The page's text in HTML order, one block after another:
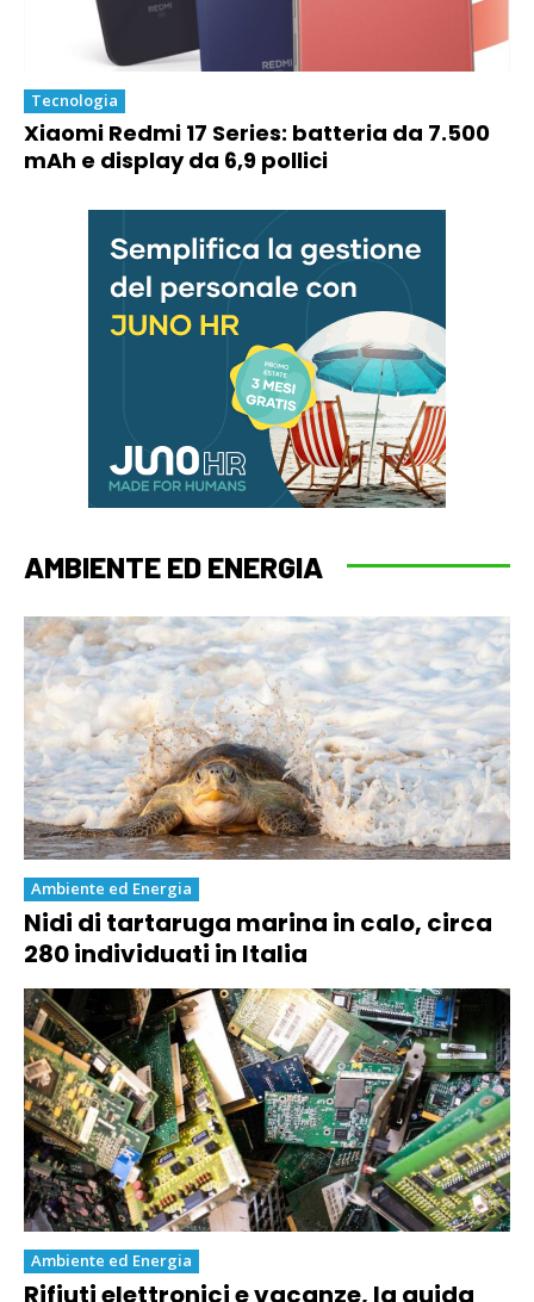
Tecnologia
Xiaomi Redmi 17 Series: batteria da 7.500
mAh e display da 6,9 pollici
AMBIENTE ED ENERGIA
Ambiente ed Energia
Nidi di tartaruga marina in calo, circa
280 individuati in Italia
Ambiente ed Energia
Rifiuti elettronici e vacanze, la guida